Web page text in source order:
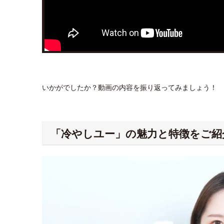
いかがでしたか？動画の内容を振り返ってみましょう！
「冷やしユー」の魅力と特徴をご